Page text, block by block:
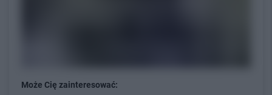
Może Cię zainteresować: